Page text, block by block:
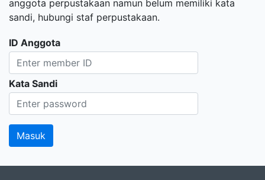
anggota perpustakaan namun belum memiliki kata
sandi, hubungi staf perpustakaan.
ID Anggota
Kata Sandi